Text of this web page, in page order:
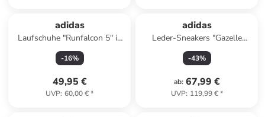
adidas
Laufschuhe "Runfalcon 5" in
Schwarz
-16%
49,95 €
UVP: 60,00 €*
adidas
Leder-Sneakers "Gazelle
Indoor" in Rosa
-43%
ab: 67,99 €
UVP: 119,99 €*